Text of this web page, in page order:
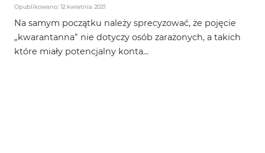
Opublikowano: 12 kwietnia 2021
Na samym początku należy sprecyzować, że pojęcie
„kwarantanna” nie dotyczy osób zarażonych, a takich
które miały potencjalny konta...